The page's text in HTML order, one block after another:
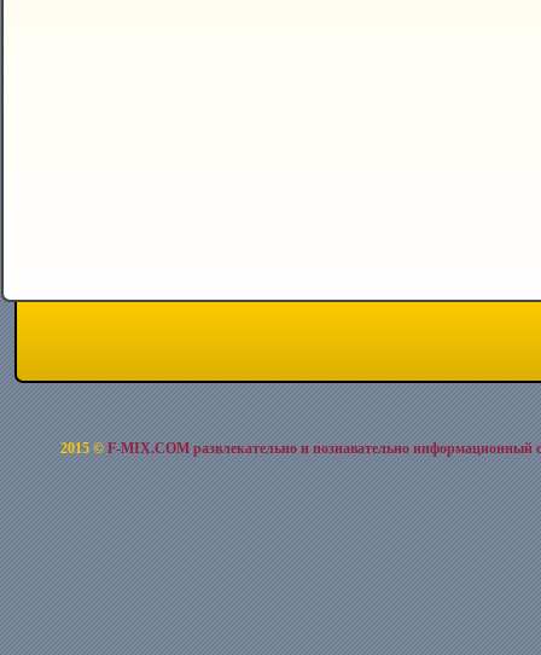
2015 ©F-MIX.COM развлекательно и познавательно информационный